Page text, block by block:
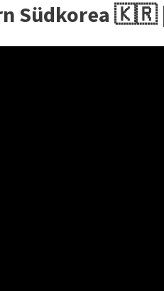
Südkorea 🇰🇷